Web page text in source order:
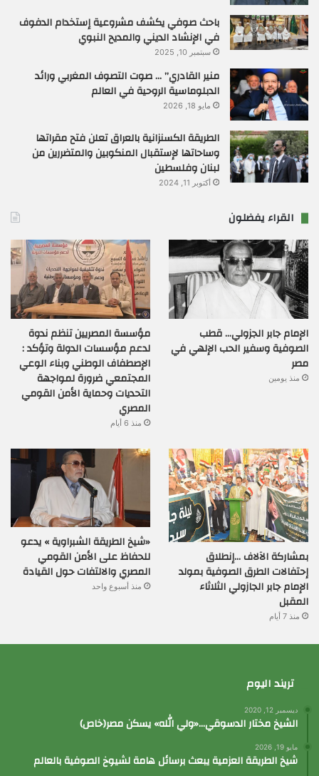
باحث صوفي يكشف مشروعية إستخدام الدفوف
في الإنشاد الديني والمديح النبوي
سبتمبر 10, 2025
منير القادري” … صوت التصوف المغربي ورائد
الدبلوماسية الروحية في العالم
مايو 18, 2026
الطريقة الكسنزانية بالعراق تعلن فتح مقراتها
وساحاتها لإستقبال المنكوبين والمتضررين من
لبنان وفلسطين
أكتوبر 11, 2024
القراء يفضلون
الإمام جابر الجزولي… قطب
الصوفية وسفير الحب الإلهي في
مصر
منذ يومين
مؤسسة المصريين تنظم ندوة
لدعم مؤسسات الدولة وتؤكد :
الإصطفاف الوطني وبناء الوعي
المجتمعي ضرورة لمواجهة
التحديات وحماية الأمن القومي
المصري
منذ 6 أيام
بمشاركة الآلاف …إنطلاق
إحتفالات الطرق الصوفية بمولد
الإمام جابر الجازولي الثلاثاء
المقبل
منذ 7 أيام
«شيخ الطريقة الشبراوية » يدعو
للحفاظ على الأمن القومي
المصري والالتفات حول القيادة
منذ أسبوع واحد
تريند اليوم
ديسمبر 12, 2020
الشيخ مختار الدسوقي…«ولي الله» يسكن مصر(خاص)
مايو 19, 2026
شيخ الطريقة العزمية يبعث برسائل هامة لشيوخ الصوفية بالعالم